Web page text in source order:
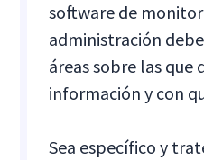
software de
administración
áreas sobre las que
información y con
Sea específico y